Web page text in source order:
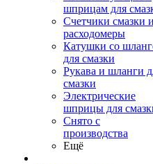
шприцам для
Счетчики смазки и
расходомеры
Катушки со
для смазки
Рукава и шланги
смазки
Электрические
шприцы для
Снято с
производства
Ещё